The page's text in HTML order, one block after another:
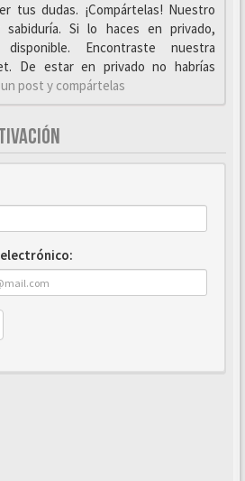
tus dudas. ¡Compártelas! Nuestro
Si lo haces en privado,
Encontraste nuestra
De estar en privado no habrías
post y compártelas